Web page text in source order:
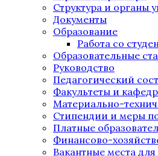
Структура и органы
Документы
Образование
Работа со
Образовательные
Руководство
Педагогический
Факультеты и
Материально-
Стипендии и меры
Платные
Финансово-
Вакантные места